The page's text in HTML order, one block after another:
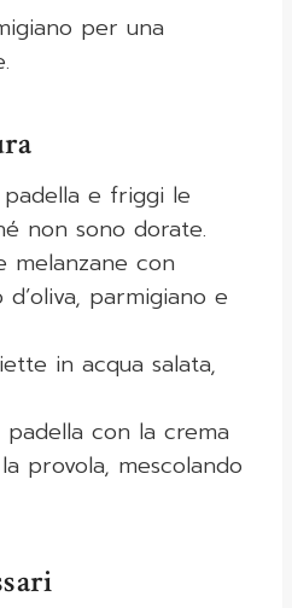
per una
padella e friggi le
non sono dorate.
melanzane con
parmigiano e
in acqua salata,
con la crema
provola, mescolando